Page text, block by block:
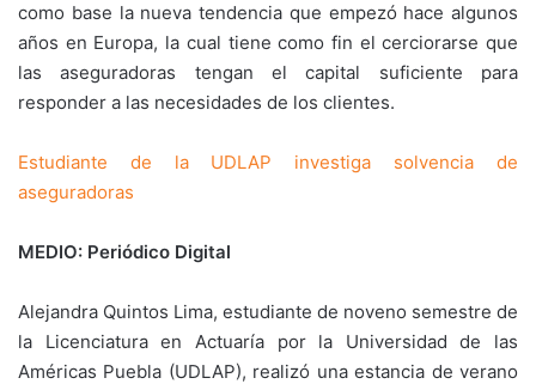
como base la nueva tendencia que empezó hace algunos
años en Europa, la cual tiene como fin el cerciorarse que
las aseguradoras tengan el capital suficiente para
responder a las necesidades de los clientes.
Estudiante de la UDLAP investiga solvencia de
aseguradoras
MEDIO: Periódico Digital
Alejandra Quintos Lima, estudiante de noveno semestre de
la Licenciatura en Actuaría por la Universidad de las
Américas Puebla (UDLAP), realizó una estancia de verano